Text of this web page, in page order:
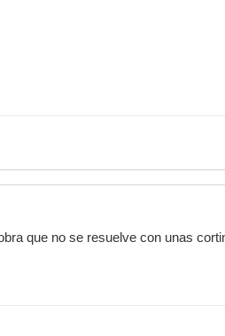
que no se resuelve con unas